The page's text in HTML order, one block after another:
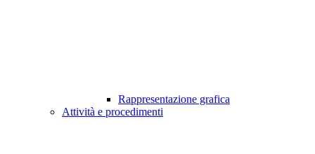
Rappresentazione grafica
Attività e procedimenti